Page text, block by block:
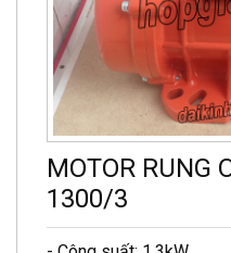
MOTOR RUNG
1300/3